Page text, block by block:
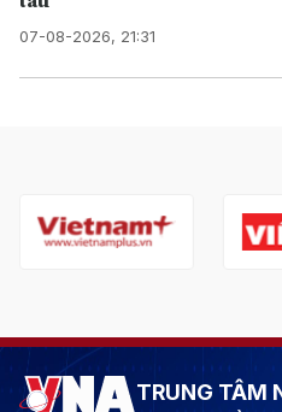
07-08-2026, 21:31
TRUNG TÂM